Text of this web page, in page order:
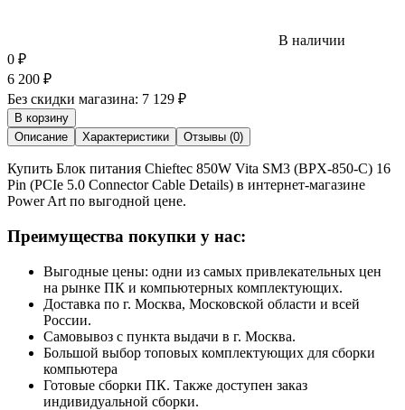
В наличии
0 ₽
6 200 ₽
Без скидки магазина: 7 129 ₽
В корзину
Описание
Характеристики Отзывы (0)
Купить Блок питания Chieftec 850W Vita SM3 (BPX-850-C) 16
Pin (PCIe 5.0 Connector Cable Details) в интернет-магазине
Power Art по выгодной цене.
Преимущества покупки у нас:
Выгодные цены: одни из самых привлекательных цен
на рынке ПК и компьютерных комплектующих.
Доставка по г. Москва, Московской области и всей
России.
Самовывоз с пункта выдачи в г. Москва.
Большой выбор топовых комплектующих для сборки
компьютера
Готовые сборки ПК. Также доступен заказ
индивидуальной сборки.